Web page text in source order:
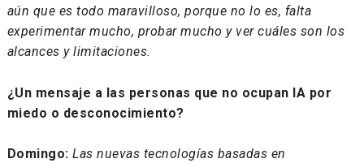
aún que es todo maravilloso, porque no lo es, falta
experimentar mucho, probar mucho y ver cuáles son los
alcances y limitaciones.
¿Un mensaje a las personas que no ocupan IA por
miedo o desconocimiento?
Domingo:Las nuevas tecnologías basadas en